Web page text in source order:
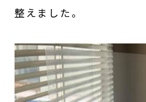
整えました。